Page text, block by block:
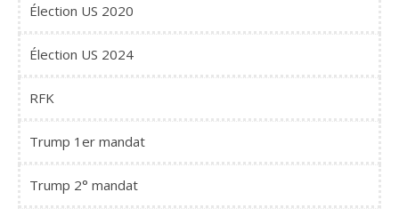
Élection US 2020
Élection US 2024
RFK
Trump 1er mandat
Trump 2° mandat